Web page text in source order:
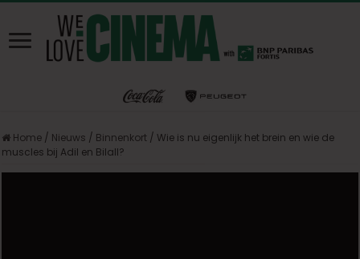
Home / Nieuws / Binnenkort / Wie is nu eigenlijk het brein en wie de
muscles bij Adil en Bilall?